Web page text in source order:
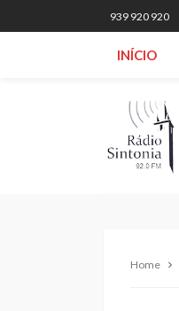
939 920 920
INÍCIO
Home